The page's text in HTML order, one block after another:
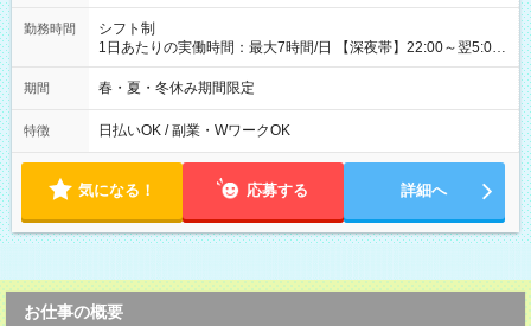
勤務時間
シフト制
1日あたりの実働時間：最大7時間/日 【深夜帯】22:00～翌5:00
週2日～・1日2h～OK◎ ※22:00から翌5:00までは18歳以上の方
のみ勤務可能です（18歳未満の深夜業務禁止のため） ★深夜で
す。 必ず、2名以上での勤務を行いますので、安心して働けま
す。
期間 春・夏・冬休み期間限定
特徴 日払いOK / 副業・WワークOK
気になる！ 応募する 詳細へ
お仕事の概要